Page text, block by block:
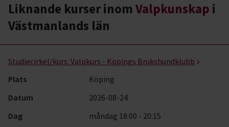
Liknande kurser inom Valpkunskap i
Västmanlands län
Studiecirkel/kurs: Valpkurs - Köpings Brukshundklubb
Plats
Köping
Datum
2026-08-24
Dag
måndag 18:00 - 20:15